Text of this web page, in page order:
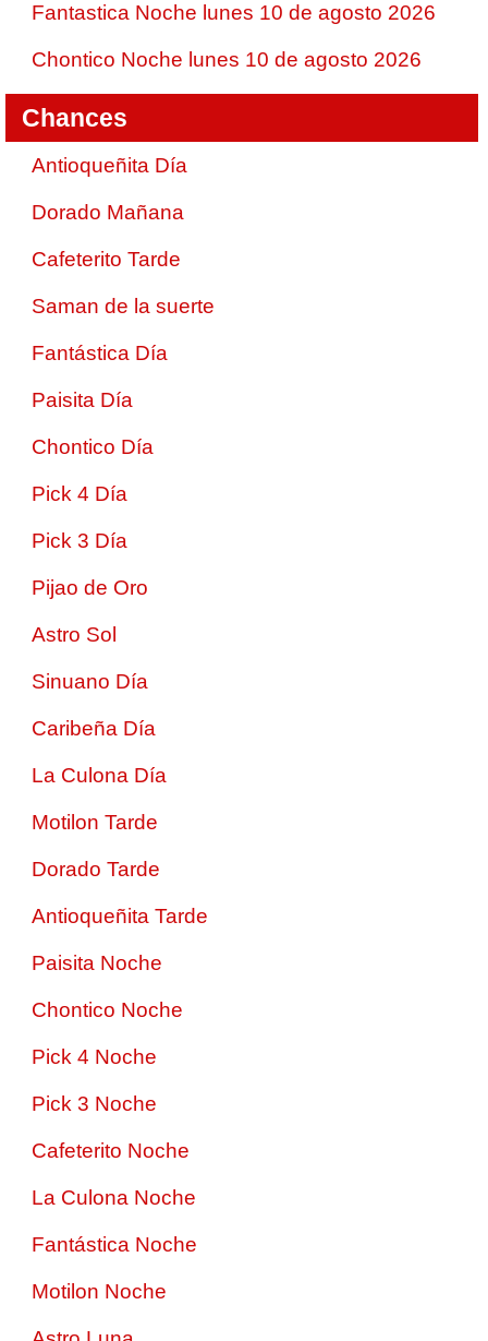
Fantastica Noche lunes 10 de agosto 2026
Chontico Noche lunes 10 de agosto 2026
Chances
Antioqueñita Día
Dorado Mañana
Cafeterito Tarde
Saman de la suerte
Fantástica Día
Paisita Día
Chontico Día
Pick 4 Día
Pick 3 Día
Pijao de Oro
Astro Sol
Sinuano Día
Caribeña Día
La Culona Día
Motilon Tarde
Dorado Tarde
Antioqueñita Tarde
Paisita Noche
Chontico Noche
Pick 4 Noche
Pick 3 Noche
Cafeterito Noche
La Culona Noche
Fantástica Noche
Motilon Noche